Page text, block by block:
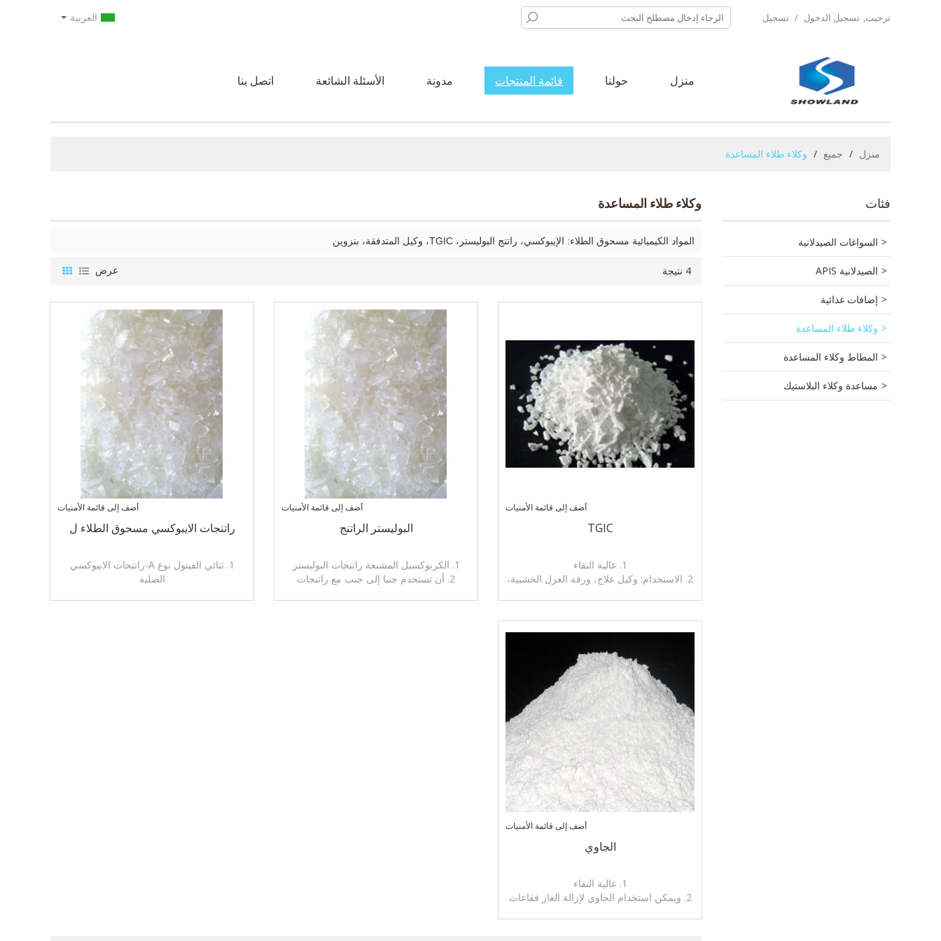
ترحيب, تسجيل الدخول / تسجيل العربية
منزل حولنا قائمة المنتجات مدونة الأسئلة الشائعة اتصل بنا
منزل / جميع / وكلاء طلاء المساعدة
فئات
السواغات الصيدلانية
الصيدلانية APIS
إضافات غذائية
وكلاء طلاء المساعدة
المطاط وكلاء المساعدة
مساعدة وكلاء البلاستيك
وكلاء طلاء المساعدة
المواد الكيميائية مسحوق الطلاء: الإيبوكسي، راتنج البوليستر، TGIC، وكيل المتدفقة، بنزوين
4 نتيجة عرض
أضف إلى قائمة الأمنيات
TGIC
1. عالية النقاء
2. الاستخدام: وكيل علاج، ورقة العزل الخشبية،
أضف إلى قائمة الأمنيات
البوليستر الراتنج
1. الكربوكسيل المشبعة راتنجات البوليستر
2. أن تستخدم جنبا إلى جنب مع راتنجات
أضف إلى قائمة الأمنيات
راتنجات الايبوكسي مسحوق الطلاء ل
1. ثنائي الفينول نوع A-راتنجات الايبوكسي
الصلبة
أضف إلى قائمة الأمنيات
الجاوي
1. عالية النقاء
2. ويمكن استخدام الجاوي لإزالة الغاز فقاعات